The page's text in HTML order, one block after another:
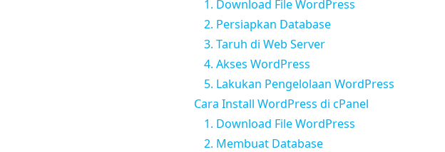
1. Download File WordPress
2. Persiapkan Database
3. Taruh di Web Server
4. Akses WordPress
5. Lakukan Pengelolaan WordPress
Cara Install WordPress di cPanel
1. Download File WordPress
2. Membuat Database